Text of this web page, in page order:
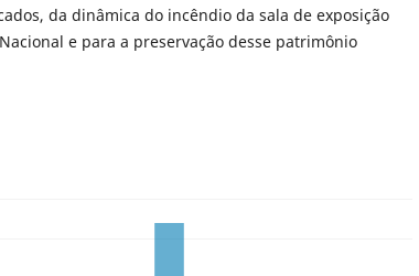
da dinâmica do incêndio da sala de exposição
e para a preservação desse patrimônio